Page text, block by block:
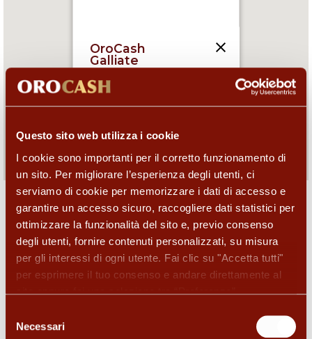
Questo sito web utilizza i cookie
I cookie sono importanti per il corretto funzionamento di
un sito. Per migliorare l’esperienza degli utenti, ci
serviamo di cookie per memorizzare i dati di accesso e
garantire un accesso sicuro, raccogliere dati statistici per
ottimizzare la funzionalità del sito e, previo consenso
degli utenti, fornire contenuti personalizzati, su misura
per gli interessi di ogni utente. Fai clic su "Accetta tutti"
per esprimere il tuo consenso e andare direttamente al
sito oppure fai una selezione tra “Preferenze”,
dettagliate dei tipi di cookie e scegliere quali accettare e
delNecessari
OroCash
Via Dante Alighieri 74 ,
09:30-12:30,15:30-19:00
I servizi di questo negozio